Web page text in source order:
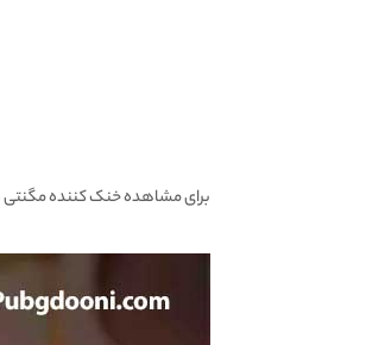
برای مشاهده خنک کننده مگنتی